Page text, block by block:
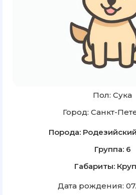
Пол: Сука
Город: Санкт-
Порода:
Группа: 6
Габариты:
Дата рождения: